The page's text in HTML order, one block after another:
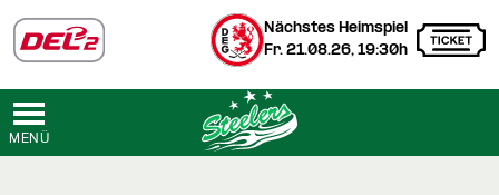
Nächstes Heimspiel
Fr. 21.08.26, 19:30h
MENÜ